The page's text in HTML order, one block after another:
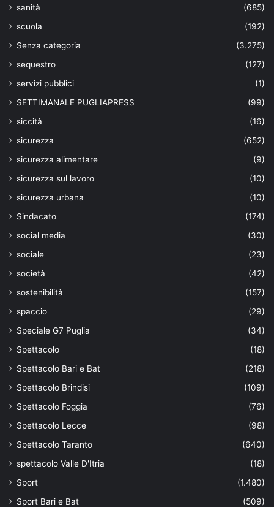
sanità
(685)
scuola
(192)
Senza categoria
(3.275)
sequestro
(127)
servizi pubblici
(1)
SETTIMANALE PUGLIAPRESS
(99)
siccità
(16)
sicurezza
(652)
sicurezza alimentare
(9)
sicurezza sul lavoro
(10)
sicurezza urbana
(10)
Sindacato
(174)
social media
(30)
sociale
(23)
società
(42)
sostenibilità
(157)
spaccio
(29)
Speciale G7 Puglia
(34)
Spettacolo
(18)
Spettacolo Bari e Bat
(218)
Spettacolo Brindisi
(109)
Spettacolo Foggia
(76)
Spettacolo Lecce
(98)
Spettacolo Taranto
(640)
spettacolo Valle D'Itria
(18)
Sport
(1.480)
Sport Bari e Bat
(509)